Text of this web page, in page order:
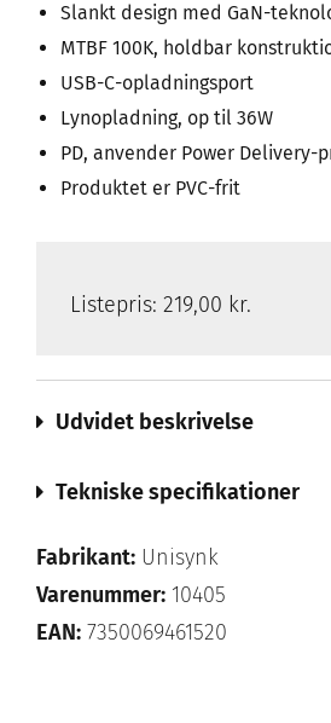
Slankt design med GaN-
MTBF 100K, holdbar
USB-C-opladningsport
Lynopladning, op til 36W
PD, anvender Power Delivery-
Produktet er PVC-frit
Listepris: 219,00 kr.
Udvidet beskrivelse
Tekniske specifikationer
Fabrikant: Unisynk
Varenummer: 10405
EAN: 7350069461520